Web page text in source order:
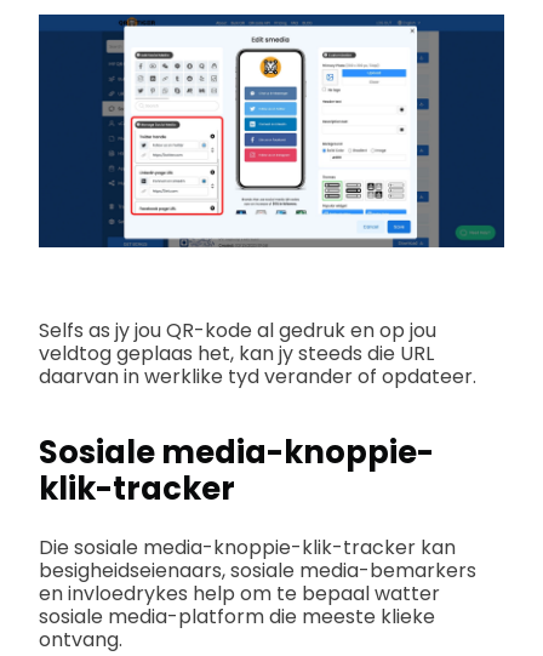
Selfs as jy jou QR-kode al gedruk en op jou
veldtog geplaas het, kan jy steeds die URL
daarvan in werklike tyd verander of opdateer.
Sosiale media-knoppie-
klik-tracker
Die sosiale media-knoppie-klik-tracker kan
besigheidseienaars, sosiale media-bemarkers
en invloedrykes help om te bepaal watter
sosiale media-platform die meeste klieke
ontvang.